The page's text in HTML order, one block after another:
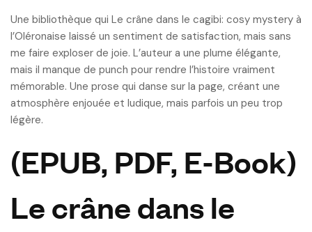
Une bibliothèque qui Le crâne dans le cagibi: cosy mystery à
l’Oléronaise laissé un sentiment de satisfaction, mais sans
me faire exploser de joie. L’auteur a une plume élégante,
mais il manque de punch pour rendre l’histoire vraiment
mémorable. Une prose qui danse sur la page, créant une
atmosphère enjouée et ludique, mais parfois un peu trop
légère.
(EPUB, PDF, E-Book)
Le crâne dans le